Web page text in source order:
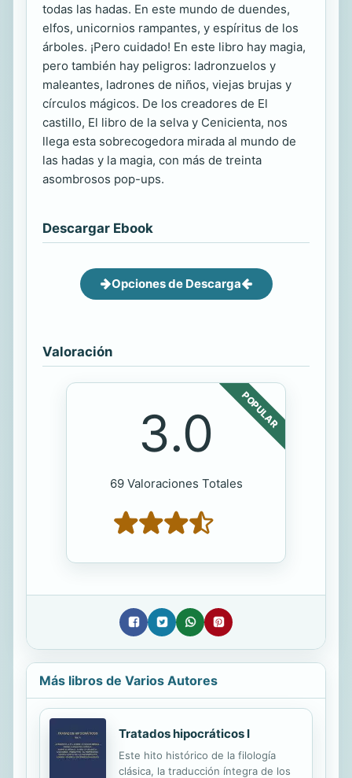
todas las hadas. En este mundo de duendes,
elfos, unicornios rampantes, y espíritus de los
árboles. ¡Pero cuidado! En este libro hay magia,
pero también hay peligros: ladronzuelos y
maleantes, ladrones de niños, viejas brujas y
círculos mágicos. De los creadores de El
castillo, El libro de la selva y Cenicienta, nos
llega esta sobrecogedora mirada al mundo de
las hadas y la magia, con más de treinta
asombrosos pop-ups.
Descargar Ebook
Opciones de Descarga
Valoración
POPULAR
3.0
69 Valoraciones Totales
Más libros de Varios Autores
Tratados hipocráticos I
Este hito histórico de la filología
clásica, la traducción íntegra de los